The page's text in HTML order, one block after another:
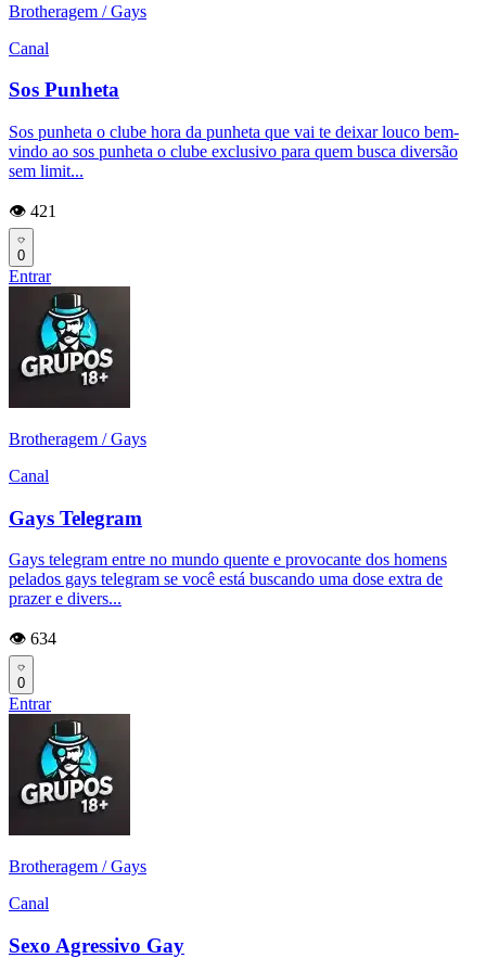
Brotheragem / Gays
Canal
Sos Punheta
Sos punheta o clube hora da punheta que vai te deixar louco bem-
vindo ao sos punheta o clube exclusivo para quem busca diversão
sem limit...
👁️ 421
0
Entrar
Brotheragem / Gays
Canal
Gays Telegram
Gays telegram entre no mundo quente e provocante dos homens
pelados gays telegram se você está buscando uma dose extra de
prazer e divers...
👁️ 634
0
Entrar
Brotheragem / Gays
Canal
Sexo Agressivo Gay